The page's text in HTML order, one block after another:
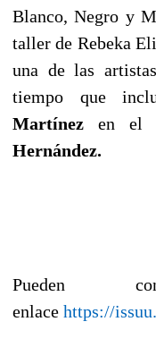
Blanco, Negro y
taller de Rebeka
una de las
tiempo que
Martínez en el
Hernández.
Pueden
enlace https://